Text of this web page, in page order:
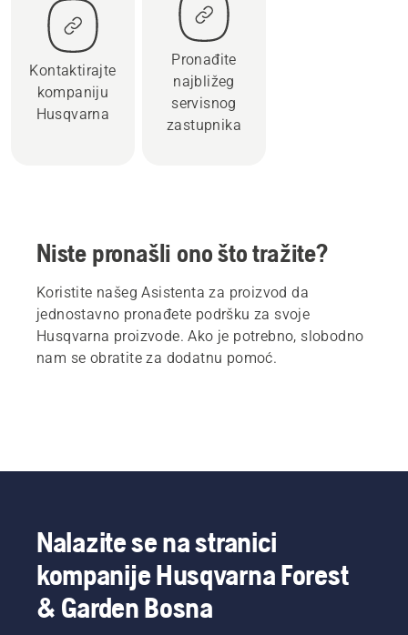
Kontaktirajte
kompaniju
Husqvarna
Pronađite
najbližeg
servisnog
zastupnika
Niste pronašli ono što tražite?
Koristite našeg Asistenta za proizvod da
jednostavno pronađete podršku za svoje
Husqvarna proizvode. Ako je potrebno, slobodno
nam se obratite za dodatnu pomoć.
Nalazite se na stranici
kompanije Husqvarna Forest
& Garden Bosna